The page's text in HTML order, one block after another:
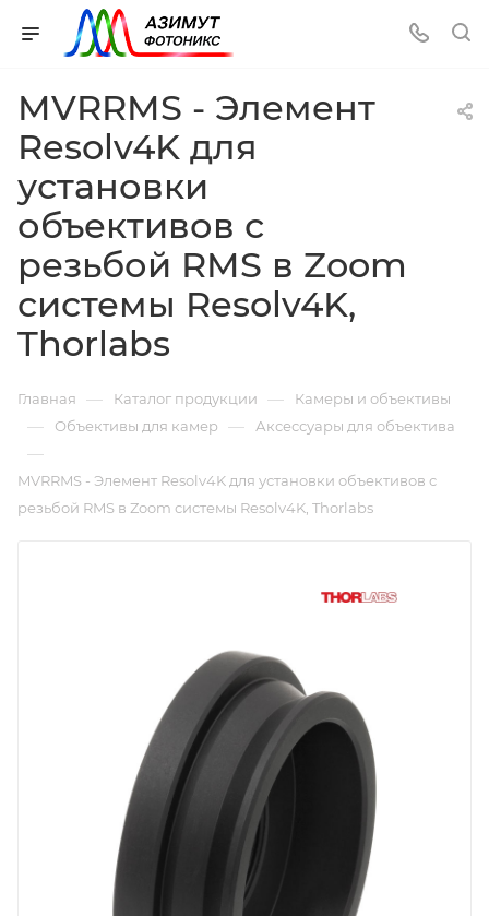
MVRRMS - Элемент
Resolv4K для
установки
объективов с
резьбой RMS в Zoom
системы Resolv4K,
Thorlabs
Главная — Каталог продукции — Камеры и объективы
— Объективы для камер — Аксессуары для объектива
—
MVRRMS - Элемент Resolv4K для установки объективов с
резьбой RMS в Zoom системы Resolv4K, Thorlabs